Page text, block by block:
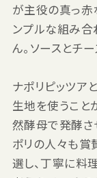
が主役の真っ赤
ンプルな組み合
ん。ソースとチ
ナポリピッツア
生地を使うこと
然酵母で発酵さ
ポリの人々も賞
選し、丁寧に料